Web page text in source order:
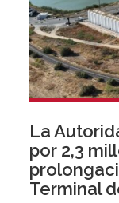
La
por 2,3
Terminal